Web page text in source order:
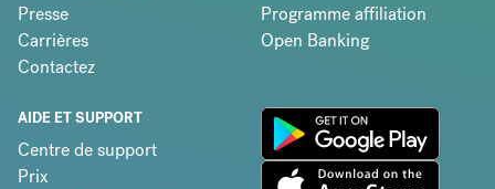
Presse
Carrières
Contactez
Programme affiliation
Open Banking
AIDE ET SUPPORT
Centre de support
Prix